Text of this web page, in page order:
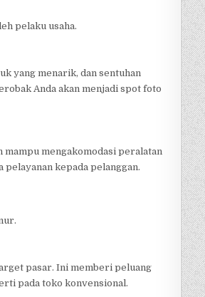
pelaku usaha.
yang menarik, dan sentuhan
Anda akan menjadi spot foto
mengakomodasi peralatan
kepada pelanggan.
pasar. Ini memberi peluang
pada toko konvensional.